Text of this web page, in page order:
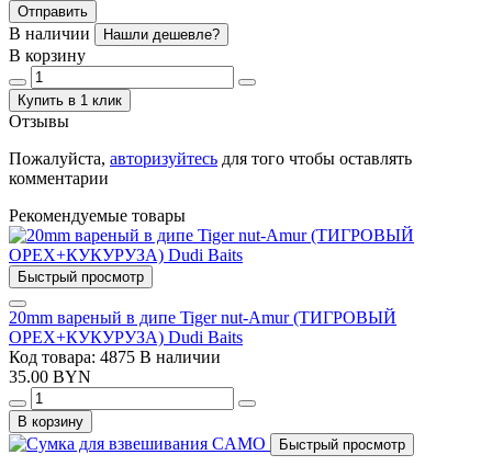
Отправить
В наличии Нашли дешевле?
В корзину
Купить в 1 клик
Отзывы
Пожалуйста, авторизуйтесь для того чтобы оставлять
комментарии
Рекомендуемые товары
Быстрый просмотр
20mm вареный в дипе Tiger nut-Amur (ТИГРОВЫЙ
ОРЕХ+КУКУРУЗА) Dudi Baits
Код товара: 4875 В наличии
35.00 BYN
В корзину
Быстрый просмотр